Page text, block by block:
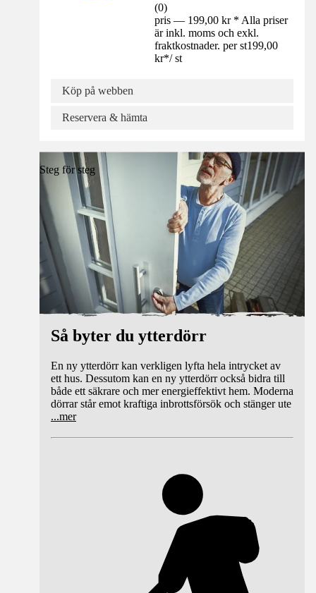
(0)
pris — 199,00 kr * Alla priser
är inkl. moms och exkl.
fraktkostnader. per st199,00
kr*/ st
Köp på webben
Reservera & hämta
Steg för steg
Så byter du ytterdörr
En ny ytterdörr kan verkligen lyfta hela intrycket av
ett hus. Dessutom kan en ny ytterdörr också bidra till
både ett säkrare och mer energieffektivt hem. Moderna
dörrar står emot kraftiga inbrottsförsök och stänger ute
...mer